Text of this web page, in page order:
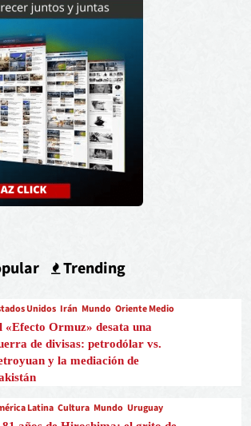
Trending
Unidos Irán Mundo Oriente Medio
«Efecto Ormuz» desata una
de divisas: petrodólar vs.
y la mediación de
Latina Cultura Mundo Uruguay